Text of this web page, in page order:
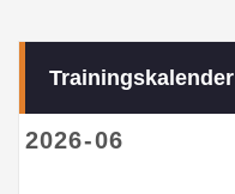
Trainingskalender